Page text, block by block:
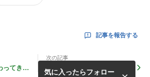
記事を報告する
ってきて
次の記事
医師の意見書／正式な診断名
気に入ったらフォロー